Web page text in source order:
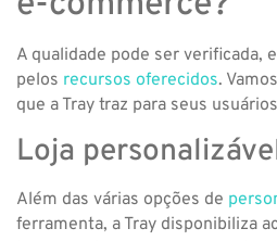
A qualidade pode ser verificada,
pelos recursos oferecidos.
que a Tray traz para seus
Loja
Além das várias opções de
ferramenta, a Tray disponibiliza